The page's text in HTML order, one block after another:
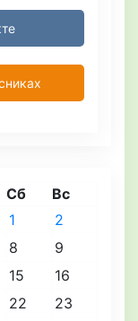
Сб Вс
1
2
8
9
15
16
22
23